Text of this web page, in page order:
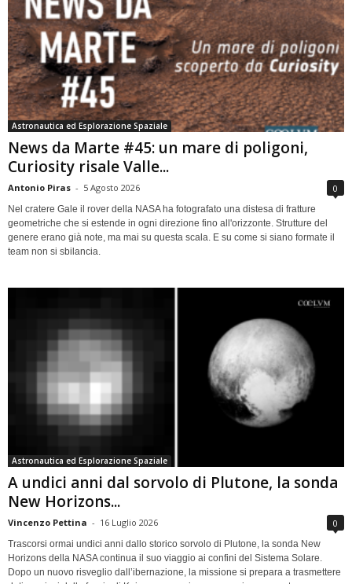
Astronautica ed Esplorazione Spaziale
News da Marte #45: un mare di poligoni,
Curiosity risale Valle...
Antonio Piras - 5 Agosto 2026 0
Nel cratere Gale il rover della NASA ha fotografato una distesa di fratture
geometriche che si estende in ogni direzione fino all'orizzonte. Strutture del
genere erano già note, ma mai su questa scala. E su come si siano formate il
team non si sbilancia.
Astronautica ed Esplorazione Spaziale
A undici anni dal sorvolo di Plutone, la sonda
New Horizons...
Vincenzo Pettina - 16 Luglio 2026 0
Trascorsi ormai undici anni dallo storico sorvolo di Plutone, la sonda New
Horizons della NASA continua il suo viaggio ai confini del Sistema Solare.
Dopo un nuovo risveglio dall’ibernazione, la missione si prepara a trasmettere